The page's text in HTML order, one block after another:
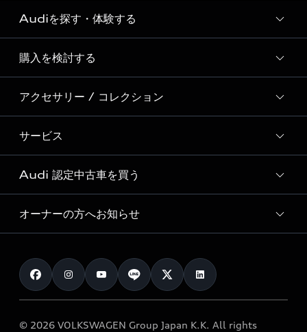
Audi ブランド
Story of Progress
Audi Sport
Formula 1®
デジタルサービス
Audiを探す・体験する
ディーラー検索
新車在庫検索
試乗車・展示車検索
見積り依頼
試乗予約
購入を検討する
モデル一覧
特別仕様モデル / 限定モデル
e-tronラインアップ
価格シミュレーション
車両比較
カタログ一覧
アクセサリー / コレクション
純正アクセサリー
オンラインショップ
Audi collection
アウディナビアプリ
サービス
サービス入庫予約
サービスプログラム
メンテナンス
車検 / 定期点検
e-tronアフターサポート
Audi 認定中古車を買う
Audi認定中古車
クオリティ
保証
メンテナンス
オーナーの方へお知らせ
お知らせ
オーナー様向けキャンペーン
© 2026 VOLKSWAGEN Group Japan K.K. All rights